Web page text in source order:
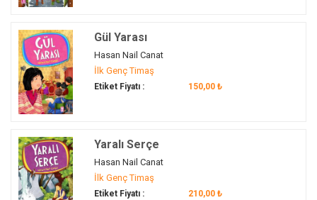
Kırım
kız çocuğu
kötülükle mücadele
kuşak çatışması
macera
özlem
pes etmeme
savaş
Gül Yarası
Hasan Nail Canat
İlk Genç Timaş
Etiket Fiyatı : 150,00 ₺
Yaralı Serçe
Hasan Nail Canat
İlk Genç Timaş
Etiket Fiyatı : 210,00 ₺